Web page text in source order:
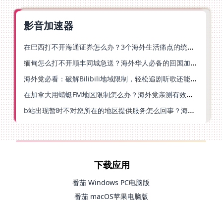
影音加速器
在巴西打不开海通证券怎么办？3个海外生活痛点的统一解决方案
缅甸怎么打不开顺丰同城急送？海外华人必备的回国加速指南（附B站会员游戏解决方案）
海外党必看：破解Bilibili地域限制，轻松追剧听歌还能流畅理财的实用指南
在加拿大用蜻蜓FM地区限制怎么办？海外党亲测有效的回国加速方案
b站出现暂时不对您所在的地区提供服务怎么回事？海外党亲测有效的回国加速方案
下载应用
番茄 Windows PC电脑版
番茄 macOS苹果电脑版